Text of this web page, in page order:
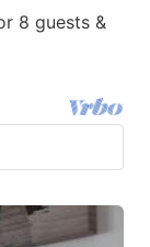
8 guests &